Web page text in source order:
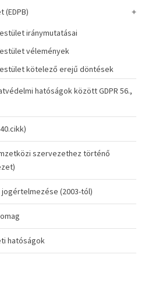
(EDPB)
iránymutatásai
vélemények
kötelező erejű döntések
hatóságok között GDPR 56.,
szervezethez történő
jogértelmezése (2003-tól)
hatóságok